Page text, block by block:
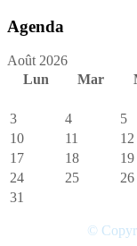
Agenda
Août 2026
Lun
Mar
3
4 5
10
11 12
17
18 19
24
25 26
31
©